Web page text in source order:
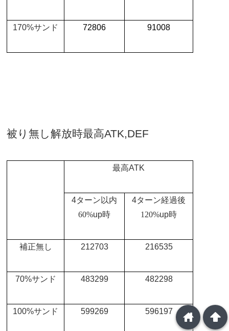
170%サンド 72806 91008
被り無し解放時最高ATK,DEF
最高ATK
4ターン以内
60%up時
4ターン経過後
120%up時
補正無し 212703 216535
70%サンド 483299 482298
100%サンド 599269 596197 arrowup
home